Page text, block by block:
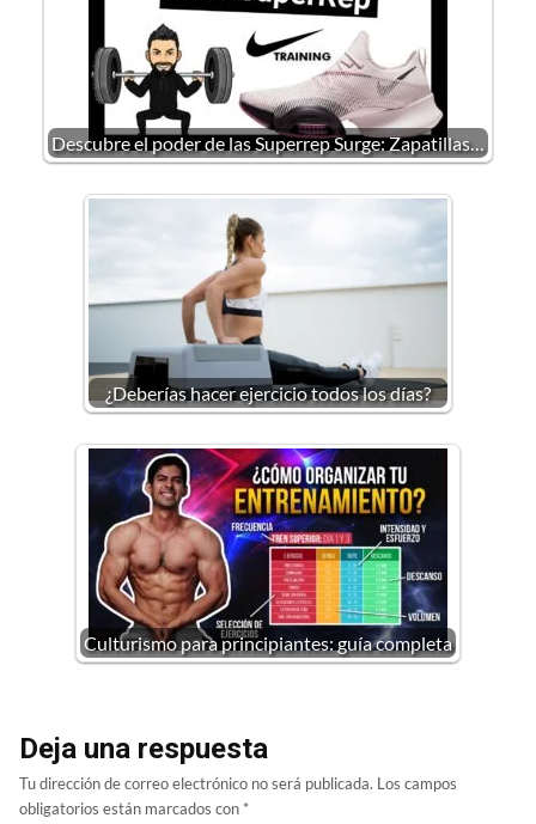
Descubre el poder de las Superrep Surge: Zapatillas…
¿Deberías hacer ejercicio todos los días?
Culturismo para principiantes: guía completa
Deja una respuesta
Tu dirección de correo electrónico no será publicada. Los campos
obligatorios están marcados con *